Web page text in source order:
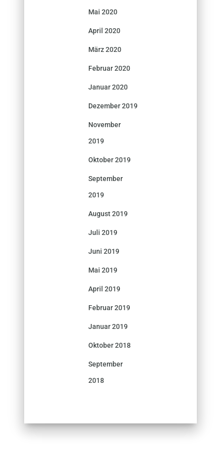
Mai 2020
April 2020
März 2020
Februar 2020
Januar 2020
Dezember 2019
November
2019
Oktober 2019
September
2019
August 2019
Juli 2019
Juni 2019
Mai 2019
April 2019
Februar 2019
Januar 2019
Oktober 2018
September
2018